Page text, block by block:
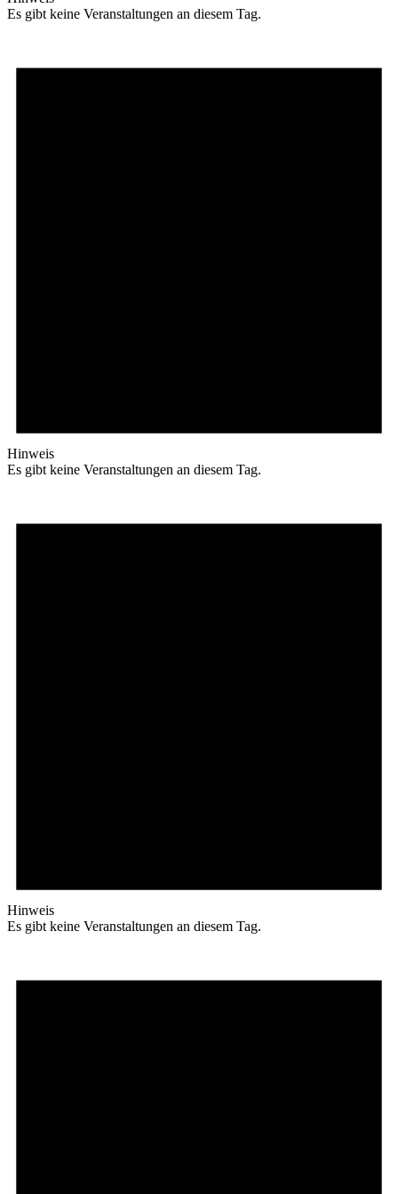
Es gibt keine Veranstaltungen an diesem Tag.
Hinweis
Es gibt keine Veranstaltungen an diesem Tag.
Hinweis
Es gibt keine Veranstaltungen an diesem Tag.